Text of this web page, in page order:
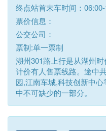
终点站首末车时间：
票价信息：
公交公司：
票制:单一票制
湖州301路上行是从湖州
计价有人售票线路。途中
园,江南车城,科技创新中
中不可缺少的一部分。